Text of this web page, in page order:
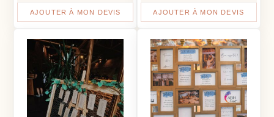
AJOUTER À MON DEVIS AJOUTER À MON DEVIS